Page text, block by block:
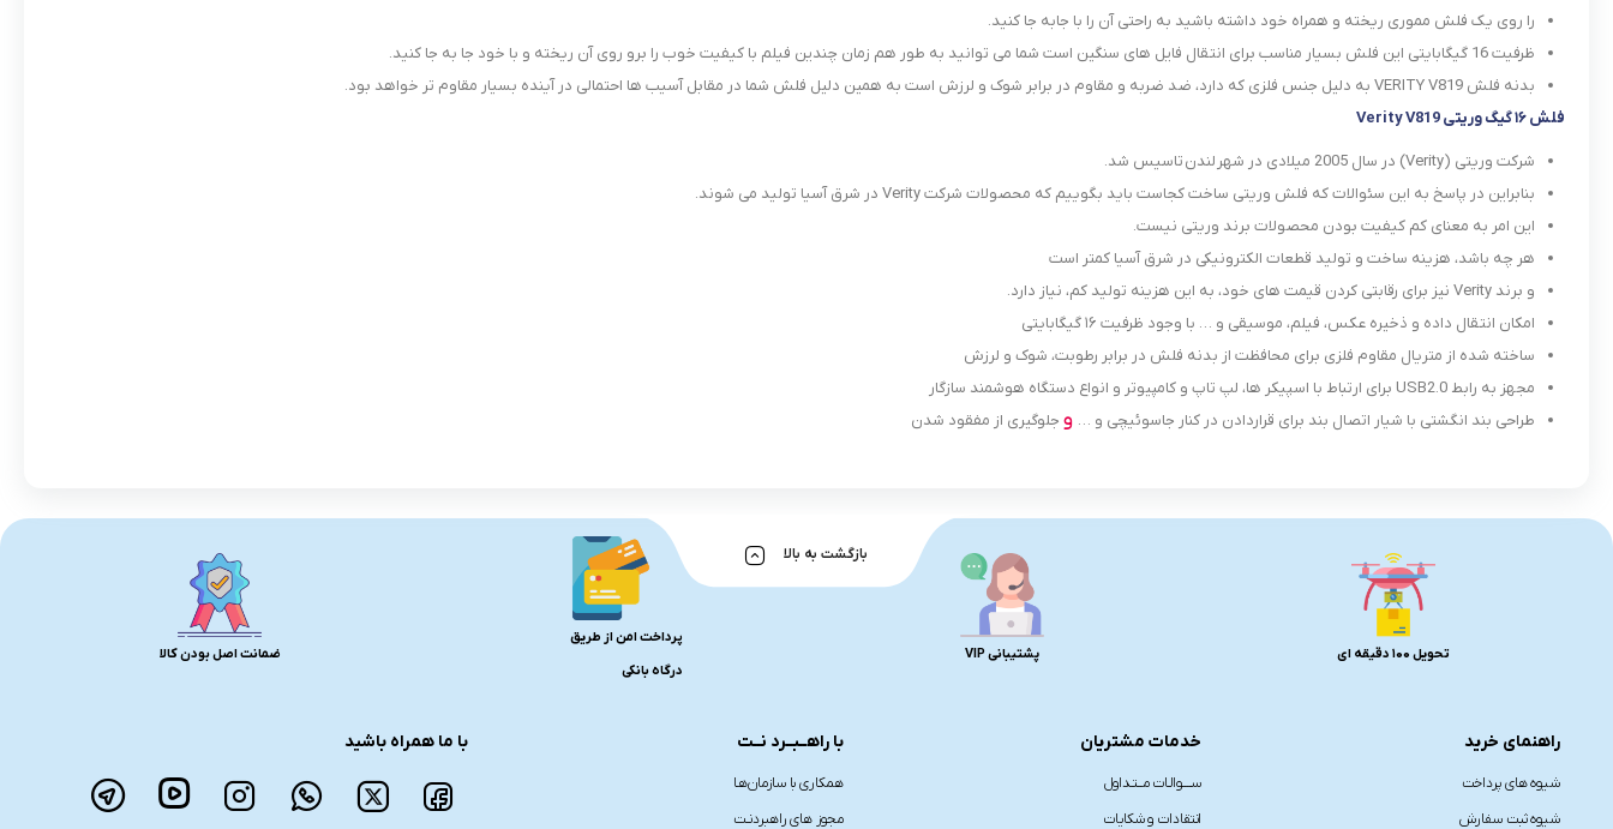
را روی یک فلش مموری ریخته و همراه خود داشته باشید به راحتی آن را با جابه جا کنید.
ظرفیت 16 گیگابایتی این فلش بسیار مناسب برای انتقال فایل های سنگین است شما می توانید به طور هم زمان چندین فیلم با کیفیت خوب را برو روی آن ریخته و با خود جا به جا کنید.
بدنه فلش VERITY V819 به دلیل جنس فلزی که دارد، ضد ضربه و مقاوم در برابر شوک و لرزش است به همین دلیل فلش شما در مقابل آسیب ها احتمالی در آینده بسیار مقاوم تر خواهد بود.
فلش ۱۶ گیگ وریتی Verity V819
شرکت وریتی (Verity) در سال 2005 میلادی در شهر لندن تاسیس شد.
بنابراین در پاسخ به این سئوالات که فلش وریتی ساخت کجاست باید بگوییم که محصولات شرکت Verity در شرق آسیا تولید می شوند.
این امر به معنای کم کیفیت بودن محصولات برند وریتی نیست.
هر چه باشد، هزینه ساخت و تولید قطعات الکترونیکی در شرق آسیا کمتر است
و برند Verity نیز برای رقابتی کردن قیمت های خود، به این هزینه تولید کم، نیاز دارد.
امکان انتقال داده و ذخیره عکس، فیلم، موسیقی و … با وجود ظرفیت ۱۶ گیگابایتی
ساخته شده از متریال مقاوم فلزی برای محافظت از بدنه فلش در برابر رطوبت، شوک و لرزش
مجهز به رابط USB2.0 برای ارتباط با اسپیکر ها، لپ تاپ و کامپیوتر و انواع دستگاه هوشمند سازگار
طراحی بند انگشتی با شیار اتصال بند برای قراردادن در کنار جاسوئیچی و … و جلوگیری از مفقود شدن
بازگشت به بالا
تحویل 100 دقیقه ای پشتیبانی VIP
پرداخت امن از طریق
درگاه بانکی
ضمانت اصل بودن کالا
راهنمای خرید
شیوه های پرداخت
شیوه ثبت سفارش
خدمات مشتریان
ســــوالـات مــتـداول
انتقادات و شکایات
با راهــبــرد نــت
همکاری با سازمان‌هـا
مجوز های راهبردنـت
با ما همراه باشید